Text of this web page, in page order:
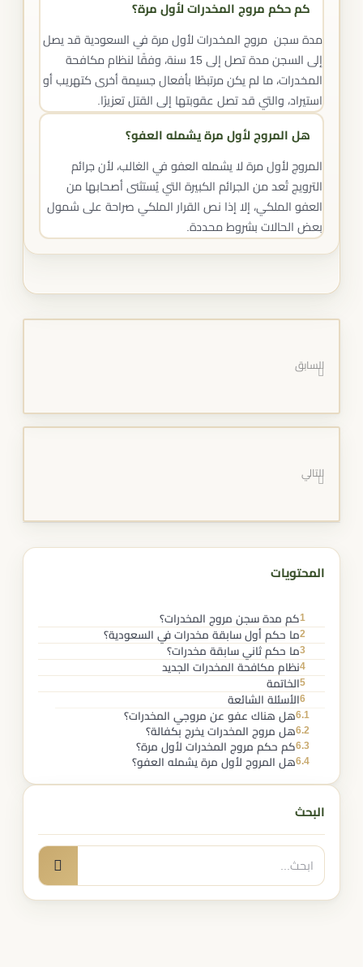
كم حكم مروج المخدرات لأول مرة؟
مدة سجن مروج المخدرات لأول مرة في السعودية قد يصل
إلى السجن مدة تصل إلى 15 سنة، وفقًا لنظام مكافحة
المخدرات، ما لم يكن مرتبطًا بأفعال جسيمة أخرى كتهريب أو
استيراد، والتي قد تصل عقوبتها إلى القتل تعزيرًا.
هل المروج لأول مرة يشمله العفو؟
المروج لأول مرة لا يشمله العفو في الغالب، لأن جرائم
الترويج تُعد من الجرائم الكبيرة التي يُستثنى أصحابها من
العفو الملكي، إلا إذا نص القرار الملكي صراحة على شمول
بعض الحالات بشروط محددة.
السابق
التالي
المحتويات
1كم مدة سجن مروج المخدرات؟
2ما حكم أول سابقة مخدرات في السعودية؟
3ما حكم ثاني سابقة مخدرات؟
4نظام مكافحة المخدرات الجديد
5الخاتمة
6الأسئلة الشائعة
6.1هل هناك عفو عن مروجي المخدرات؟
6.2هل مروج المخدرات يخرج بكفالة؟
6.3كم حكم مروج المخدرات لأول مرة؟
6.4هل المروج لأول مرة يشمله العفو؟
البحث
البحث
عن:
بحث